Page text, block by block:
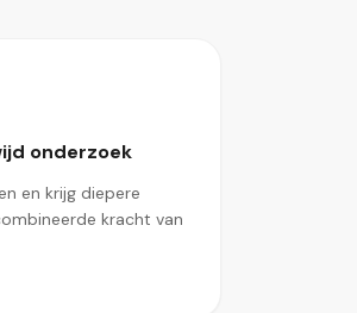
onderzoek
en krijg diepere
kracht van